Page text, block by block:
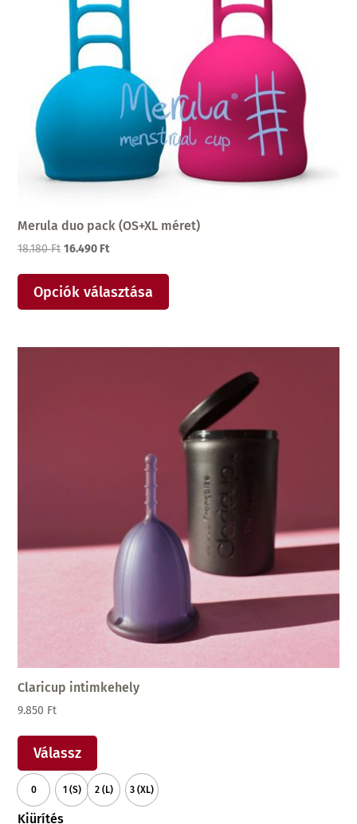
Merula duo pack (OS+XL méret)
18.180Ft Original
was:
18.180 Ft.
16.490 FtCurrent
is:
16.490 Ft.
Opciók választása
Claricup intimkehely
9.850 Ft
Válassz
terméknek
több
0 1 (S) 2 (L) 3 (XL)
Kiürítés